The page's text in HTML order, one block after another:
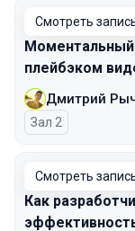
Смотреть
Моментальный
плейбэком
Дмитрий
Зал 2
Смотреть
Как